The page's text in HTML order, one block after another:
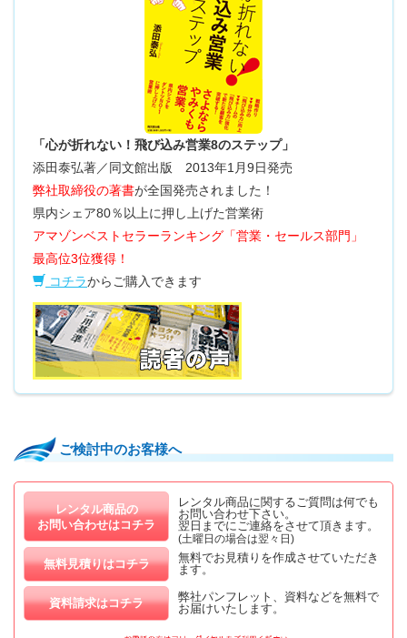
「心が折れない！飛び込み営業8のステップ」
添田泰弘著／同文館出版 2013年1月9日発売
弊社取締役の著書が全国発売されました！
県内シェア80％以上に押し上げた営業術
アマゾンベストセラーランキング「営業・セールス部門」
最高位3位獲得！
コチラからご購入できます
ご検討中のお客様へ
レンタル商品の
お問い合わせはコチラ
レンタル商品に関するご質問は何でも
お問い合わせ下さい。
翌日までにご連絡をさせて頂きます。
(土曜日の場合は翌々日)
無料見積りはコチラ
無料でお見積りを作成させていただき
ます。
資料請求はコチラ
弊社パンフレット、資料などを無料で
お届けいたします。